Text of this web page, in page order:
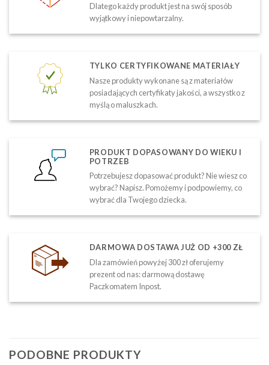
Dlatego każdy produkt jest na swój sposób
wyjątkowy i niepowtarzalny.
TYLKO CERTYFIKOWANE MATERIAŁY
Nasze produkty wykonane są z materiałów
posiadających certyfikaty jakości, a wszystko z
myślą o maluszkach.
PRODUKT DOPASOWANY DO WIEKU I
POTRZEB
Potrzebujesz dopasować produkt? Nie wiesz co
wybrać? Napisz. Pomożemy i podpowiemy, co
wybrać dla Twojego dziecka.
DARMOWA DOSTAWA JUŻ OD +300 ZŁ
Dla zamówień powyżej 300 zł oferujemy
prezent od nas: darmową dostawę
Paczkomatem Inpost.
PODOBNE PRODUKTY